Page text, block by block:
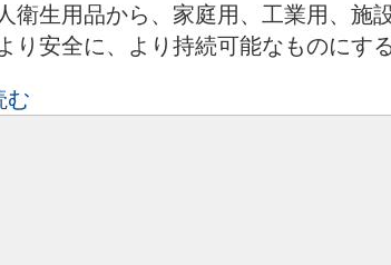
衛生用品から、家庭用、工業用、施
り安全に、より持続可能なものにす
む